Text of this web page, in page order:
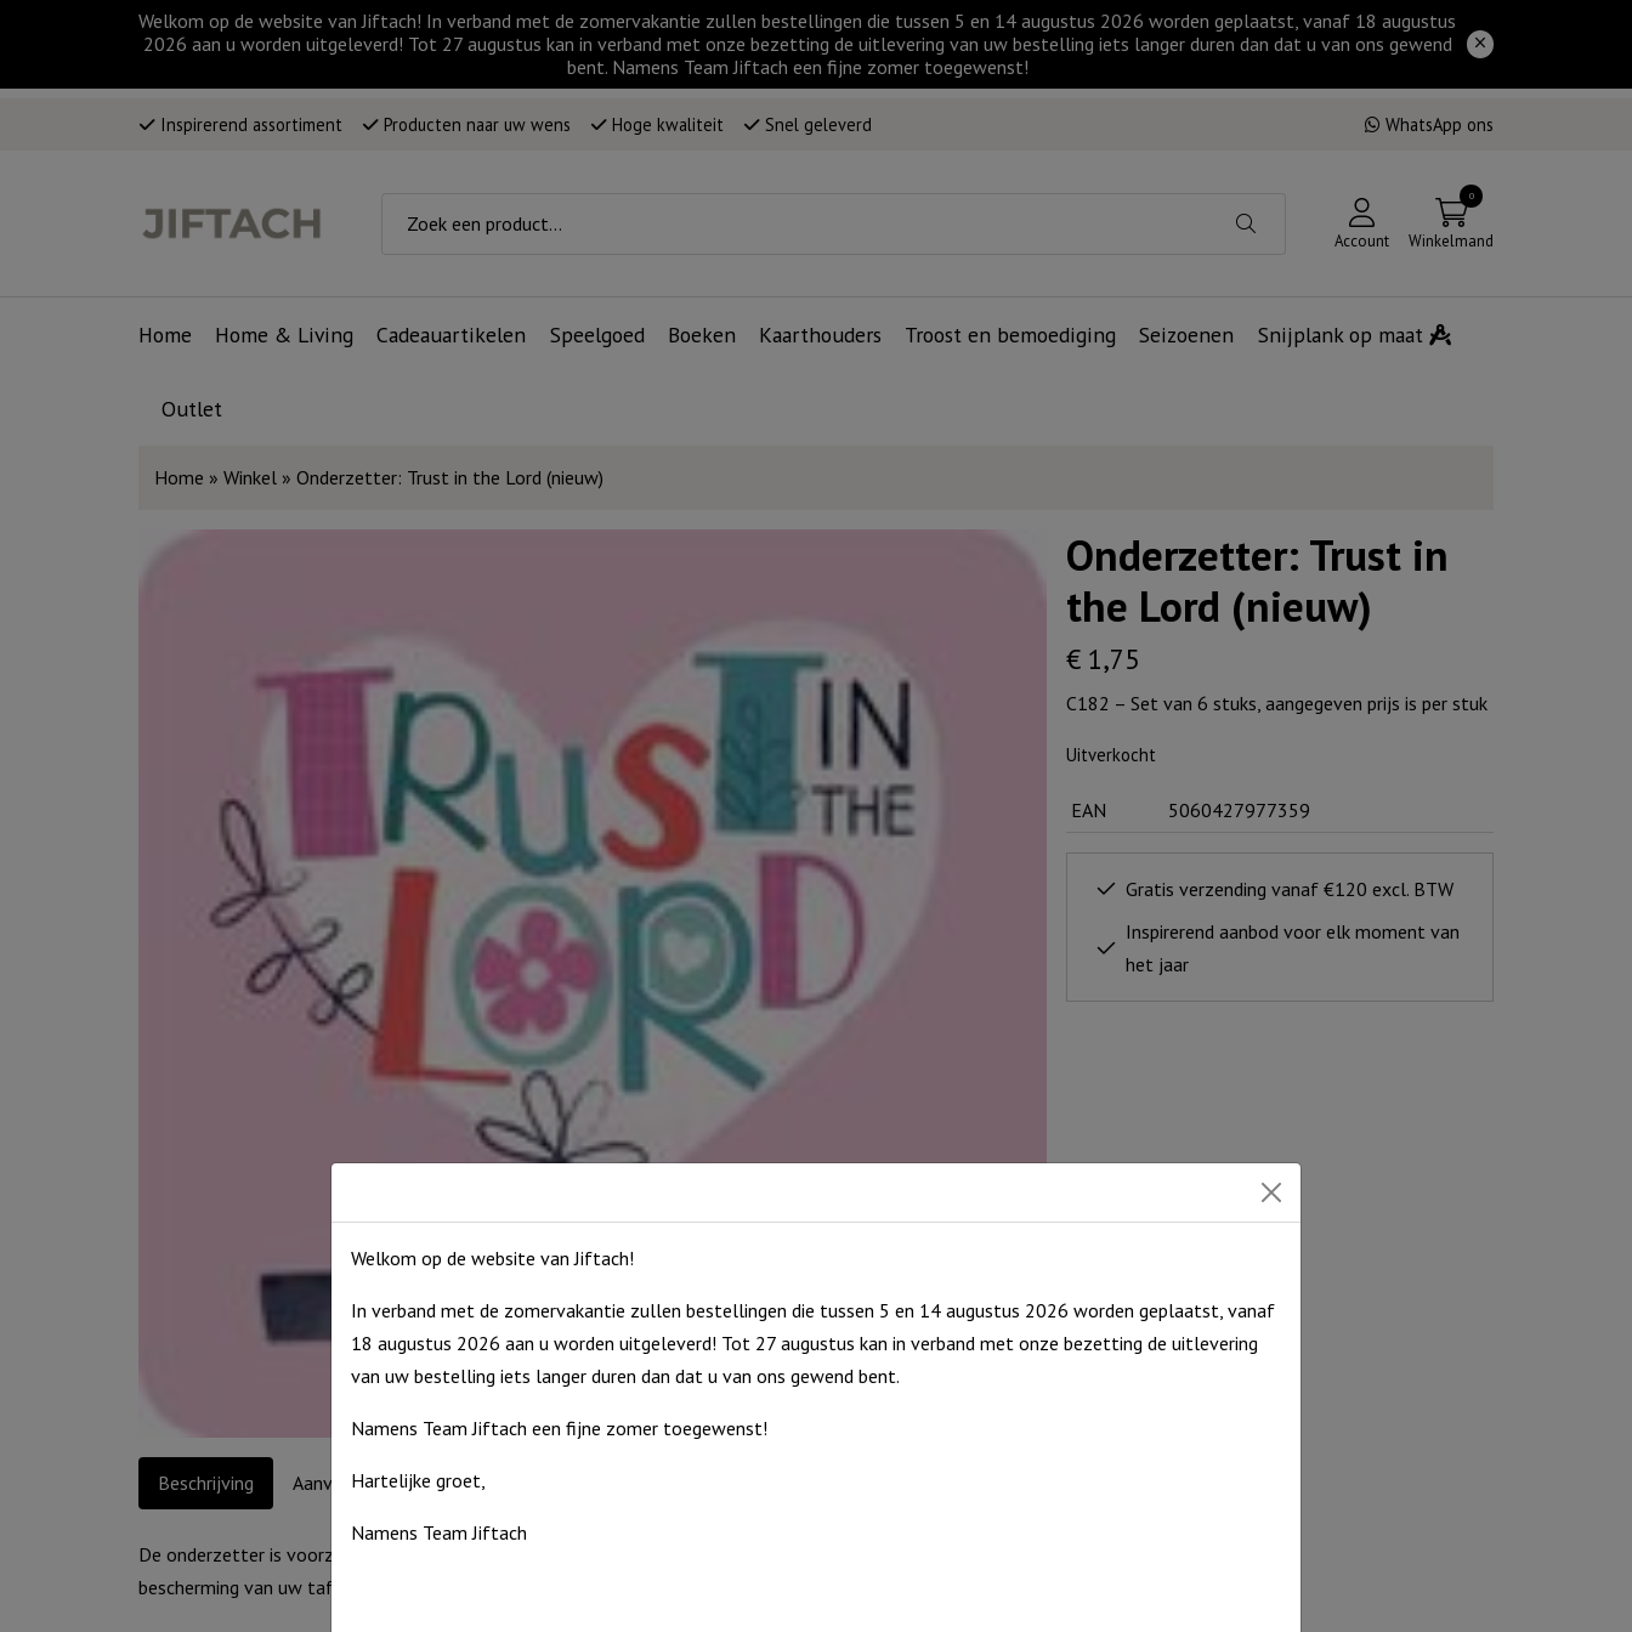
Welkom op de website van Jiftach! In verband met de zomervakantie zullen bestellingen die tussen 5 en 14 augustus 2026 worden geplaatst, vanaf 18 augustus
2026 aan u worden uitgeleverd! Tot 27 augustus kan in verband met onze bezetting de uitlevering van uw bestelling iets langer duren dan dat u van ons gewend
bent. Namens Team Jiftach een fijne zomer toegewenst!
Inspirerend assortiment Producten naar uw wens Hoge kwaliteit Snel geleverd WhatsApp ons
Account
0
Winkelmand
Home Home & Living Cadeauartikelen Speelgoed Boeken Kaarthouders Troost en bemoediging Seizoenen Snijplank op maat
Outlet
Home » Winkel » Onderzetter: Trust in the Lord (nieuw)
Onderzetter: Trust in
the Lord (nieuw)
€1,75
C182 – Set van 6 stuks, aangegeven prijs is per stuk
Uitverkocht
EAN 5060427977359
Gratis verzending vanaf €120 excl. BTW
Inspirerend aanbod voor elk moment van
het jaar
Beschrijving Aanvullende informatie
De onderzetter is voorzien van een unieke laklaag. De onderzijde bestaat uit kurk voor een optimale
bescherming van uw tafel
Welkom op de website van Jiftach!
In verband met de zomervakantie zullen bestellingen die tussen 5 en 14 augustus 2026 worden geplaatst, vanaf
18 augustus 2026 aan u worden uitgeleverd! Tot 27 augustus kan in verband met onze bezetting de uitlevering
van uw bestelling iets langer duren dan dat u van ons gewend bent.
Namens Team Jiftach een fijne zomer toegewenst!
Hartelijke groet,
Namens Team Jiftach